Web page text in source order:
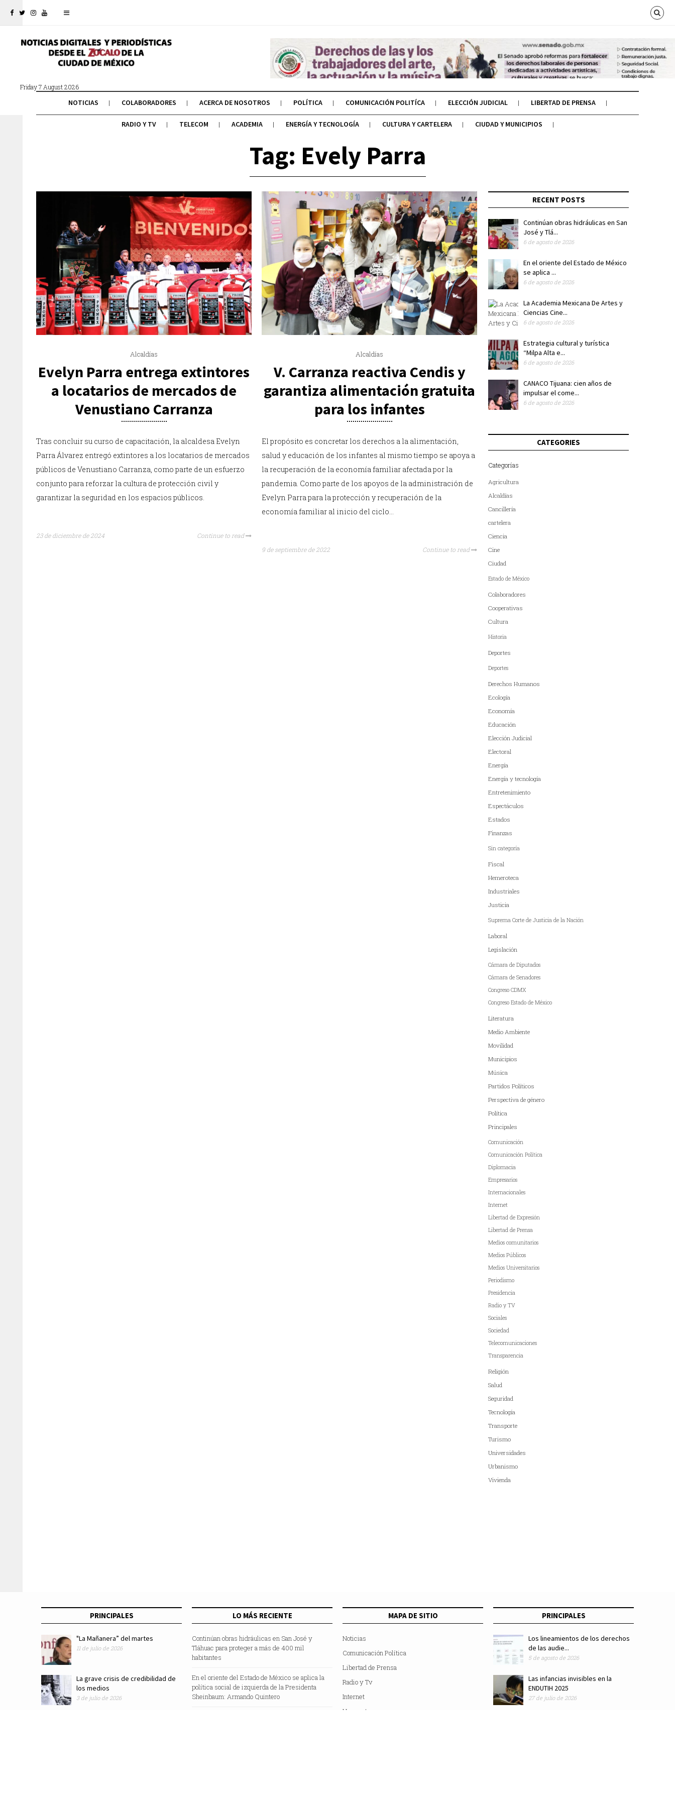
Friday 7 August 2026
NOTICIAS COLABORADORES ACERCA DE NOSOTROS POLÍTICA COMUNICACIÓN POLITÍCA ELECCIÓN JUDICIAL LIBERTAD DE PRENSA
RADIO Y TV TELECOM ACADEMIA ENERGÍA Y TECNOLOGÍA CULTURA Y CARTELERA CIUDAD Y MUNICIPIOS
Tag: Evely Parra
Alcaldías
Evelyn Parra entrega extintores
a locatarios de mercados de
Venustiano Carranza
Tras concluir su curso de capacitación, la alcaldesa Evelyn
Parra Álvarez entregó extintores a los locatarios de mercados
públicos de Venustiano Carranza, como parte de un esfuerzo
conjunto para reforzar la cultura de protección civil y
garantizar la seguridad en los espacios públicos.
23 de diciembre de 2024 Continue to read
Alcaldías
V. Carranza reactiva Cendis y
garantiza alimentación gratuita
para los infantes
El propósito es concretar los derechos a la alimentación,
salud y educación de los infantes al mismo tiempo se apoya a
la recuperación de la economía familiar afectada por la
pandemia. Como parte de los apoyos de la administración de
Evelyn Parra para la protección y recuperación de la
economía familiar al inicio del ciclo…
9 de septiembre de 2022 Continue to read
RECENT POSTS
Continúan obras hidráulicas en San
José y Tlá...
6 de agosto de 2026
En el oriente del Estado de México
se aplica ...
6 de agosto de 2026
La Academia Mexicana De Artes y
Ciencias Cine...
6 de agosto de 2026
Estrategia cultural y turística
“Milpa Alta e...
6 de agosto de 2026
CANACO Tijuana: cien años de
impulsar el come...
6 de agosto de 2026
CATEGORIES
Categorías
Agricultura
Alcaldías
Cancillería
cartelera
Ciencia
Cine
Ciudad
Estado de México
Colaboradores
Cooperativas
Cultura
Historia
Deportes
Deportes
Derechos Humanos
Ecología
Economía
Educación
Elección Judicial
Electoral
Energía
Energía y tecnología
Entretenimiento
Espectáculos
Estados
Finanzas
Sin categoría
Fiscal
Hemeroteca
Industriales
Justicia
Suprema Corte de Justicia de la Nación
Laboral
Legislación
Cámara de Diputados
Cámara de Senadores
Congreso CDMX
Congreso Estado de México
Literatura
Medio Ambiente
Movilidad
Municipios
Música
Partidos Políticos
Perspectiva de género
Política
Principales
Comunicación
Comunicación Política
Diplomacia
Empresarios
Internacionales
Internet
Libertad de Expresión
Libertad de Prensa
Medios comunitarios
Medios Públicos
Medios Universitarios
Periodismo
Presidencia
Radio y TV
Sociales
Sociedad
Telecomunicaciones
Transparencia
Religión
Salud
Seguridad
Tecnología
Transporte
Turismo
Universidades
Urbanismo
Vivienda
PRINCIPALES
"La Mañanera” del martes
11 de julio de 2026
La grave crisis de credibilidad de
los medios
3 de julio de 2026
LO MÁS RECIENTE
Continúan obras hidráulicas en San José y
Tláhuac para proteger a más de 400 mil
habitantes
En el oriente del Estado de México se aplica la
política social de izquierda de la Presidenta
Sheinbaum: Armando Quintero
MAPA DE SITIO
Noticias
Comunicación Política
Libertad de Prensa
Radio y Tv
Internet
Hemeroteca
PRINCIPALES
Los lineamientos de los derechos
de las audie...
5 de agosto de 2026
Las infancias invisibles en la
ENDUTIH 2025
27 de julio de 2026